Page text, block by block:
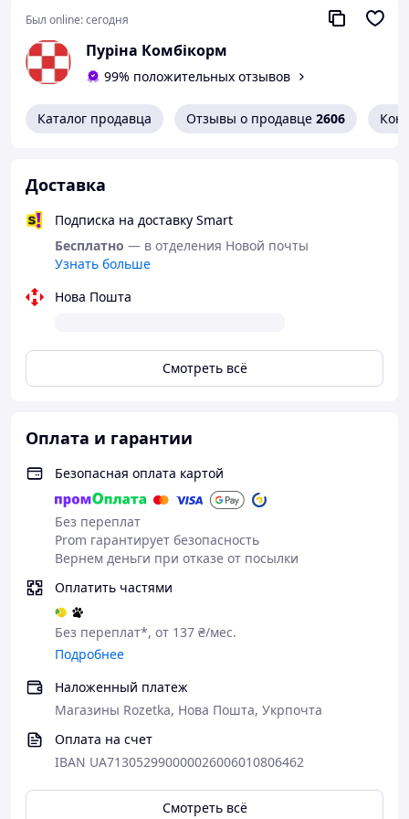
Был online:сегодня
Пуріна Комбікорм
99% положительных отзывов
Каталог продавца Отзывы о продавце 2606
Доставка
Подписка на доставку Smart
Бесплатно — в отделения Новой почты
Узнать больше
Нова Пошта
Смотреть всё
Оплата и гарантии
Безопасная оплата картой
Без переплат
Prom гарантирует безопасность
Вернем деньги при отказе от посылки
Оплатить частями
Без переплат*, от 137 ₴/мес.
Подробнее
Наложенный платеж
Магазины Rozetka, Нова Пошта, Укрпочта
Оплата на счет
IBAN UA713052990000026006010806462
Смотреть всё